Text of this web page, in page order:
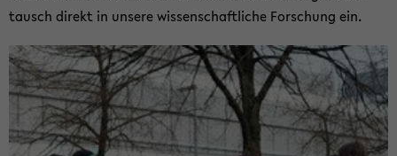
tausch di­rekt in un­se­re wis­sen­schaft­li­che For­schung ein.